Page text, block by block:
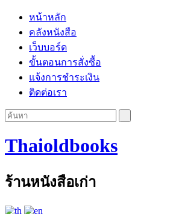
หน้าหลัก
คลังหนังสือ
เว็บบอร์ด
ขั้นตอนการสั่งซื้อ
แจ้งการชำระเงิน
ติดต่อเรา
Thaioldbooks
ร้านหนังสือเก่า